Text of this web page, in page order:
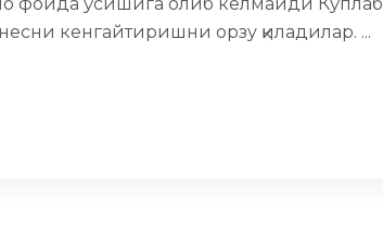
кенгайтиришни орзу қиладилар. ...